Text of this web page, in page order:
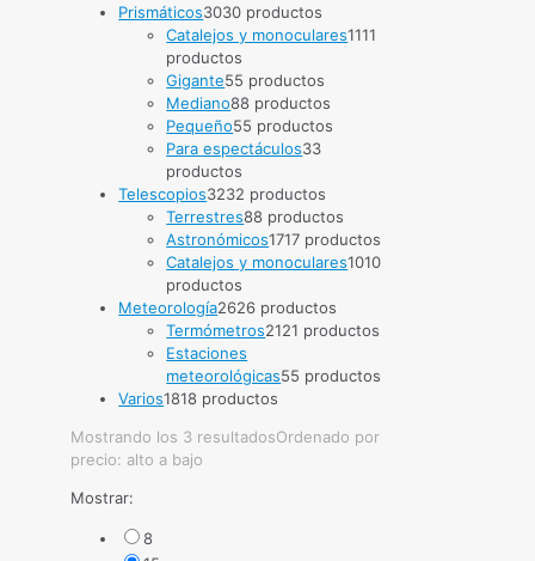
Prismáticos3030 productos
Catalejos y monoculares1111
productos
Gigante55 productos
Mediano88 productos
Pequeño55 productos
Para espectáculos33
productos
Telescopios3232 productos
Terrestres88 productos
Astronómicos1717 productos
Catalejos y monoculares1010
productos
Meteorología2626 productos
Termómetros2121 productos
Estaciones
meteorológicas55 productos
Varios1818 productos
Mostrando los 3 resultadosOrdenado por
precio: alto a bajo
Mostrar:
8